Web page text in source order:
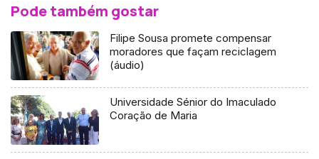
Pode também gostar
Filipe Sousa promete compensar
moradores que façam reciclagem
(áudio)
Universidade Sénior do Imaculado
Coração de Maria